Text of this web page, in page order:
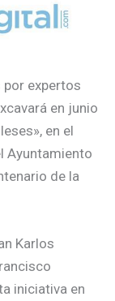
expertos
en junio
en el
Ayuntamiento
de la
Karlos
iniciativa en